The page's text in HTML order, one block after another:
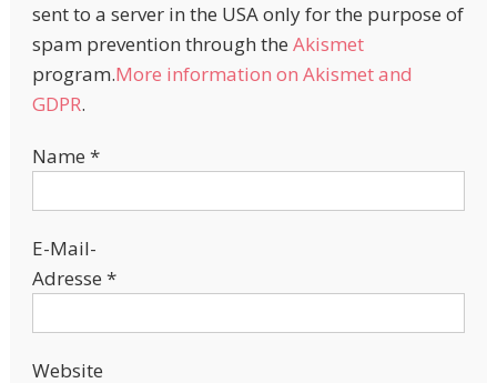
sent to a server in the USA only for the purpose of
spam prevention through the Akismet
program.More information on Akismet and
GDPR.
Name *
E-Mail-
Adresse *
Website